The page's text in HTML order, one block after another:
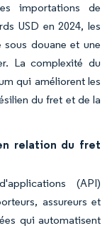
importations de
USD en 2024, les
sous douane et une
La complexité du
qui améliorent les
du fret et de la
relation du fret
(API)
assureurs et
qui automatisent